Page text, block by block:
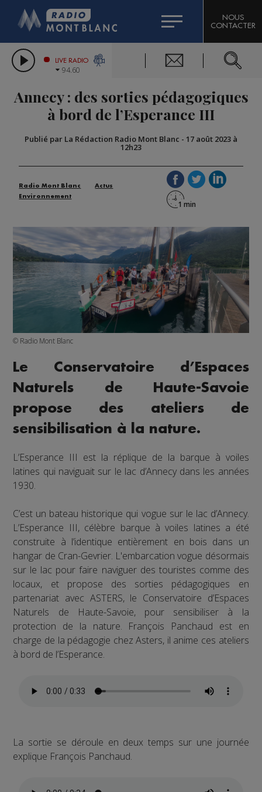
LES CHRONIQUES DE L'EXPERT
CITIZEN MACHINERY
GRAND MASSIF DOMAINES SKIABLES
BIGARD
COMPAGNIE DU MONT-BLANC
NOUS
CONTACTER
LIVE RADIO
94.60
Annecy : des sorties pédagogiques
à bord de l’Esperance III
Publié par La Rédaction Radio Mont Blanc - 17 août 2023 à
12h23
Radio Mont Blanc
Actus
Environnement
© Radio Mont Blanc
Le Conservatoire d’Espaces
Naturels de Haute-Savoie
propose des ateliers de
sensibilisation à la nature.
L’Esperance III est la réplique de la barque à voiles
latines qui naviguait sur le lac d’Annecy dans les années
1930.
C’est un bateau historique qui vogue sur le lac d’Annecy.
L’Esperance III, célèbre barque à voiles latines a été
construite à l’identique entièrement en bois dans un
hangar de Cran-Gevrier. L'embarcation vogue désormais
sur le lac pour faire naviguer des touristes comme des
locaux, et propose des sorties pédagogiques en
partenariat avec ASTERS, le Conservatoire d’Espaces
Naturels de Haute-Savoie, pour sensibiliser à la
protection de la nature. François Panchaud est en
charge de la pédagogie chez Asters, il anime ces ateliers
à bord de l’Esperance.
La sortie se déroule en deux temps sur une journée
explique François Panchaud.